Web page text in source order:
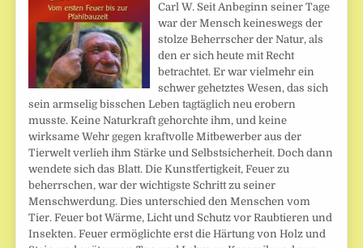
Carl W. Seit Anbeginn seiner Tage
war der Mensch keineswegs der
stolze Beherrscher der Natur, als
den er sich heute mit Recht
betrachtet. Er war vielmehr ein
schwer gehetztes Wesen, das sich
sein armselig bisschen Leben tagtäglich neu erobern
musste. Keine Naturkraft gehorchte ihm, und keine
wirksame Wehr gegen kraftvolle Mitbewerber aus der
Tierwelt verlieh ihm Stärke und Selbstsicherheit. Doch dann
wendete sich das Blatt. Die Kunstfertigkeit, Feuer zu
beherrschen, war der wichtigste Schritt zu seiner
Menschwerdung. Dies unterschied den Menschen vom
Tier. Feuer bot Wärme, Licht und Schutz vor Raubtieren und
Insekten. Feuer ermöglichte erst die Härtung von Holz und